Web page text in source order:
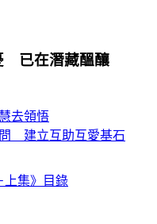
已在潛藏醞釀
去領悟
問 建立互助互愛基石
上集》目錄